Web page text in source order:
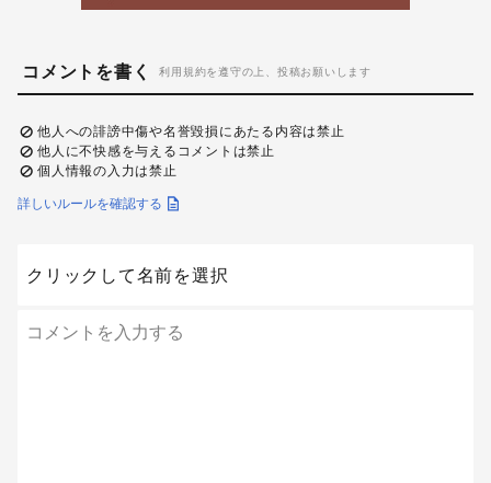
コメントを書く 利用規約を遵守の上、投稿お願いします
他人への誹謗中傷や名誉毀損にあたる内容は禁止
他人に不快感を与えるコメントは禁止
個人情報の入力は禁止
詳しいルールを確認する
クリックして名前を選択